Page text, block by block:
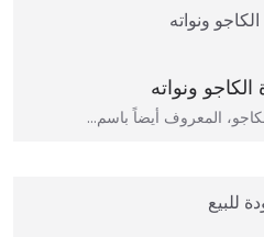
ونواته
المعروف أيضاً باسم…